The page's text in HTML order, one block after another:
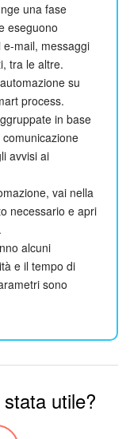
una fase
eseguono
mail, messaggi
tra le altre.
su
process.
in base
avvisi ai
vai nella
necessario e apri
.
alcuni
e il tempo di
sono
utile?